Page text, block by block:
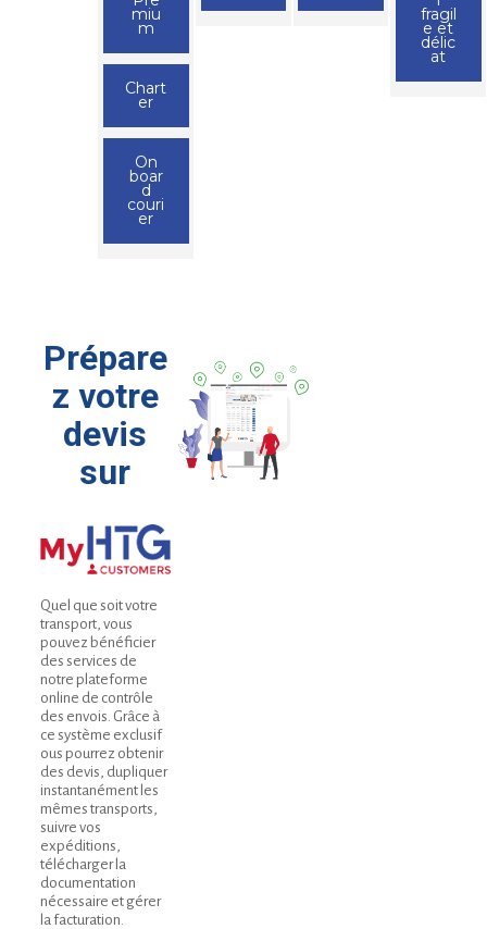
miu
m
Chart
er
On
boar
d
couri
er
fragil
e et
délic
at
Prépare
z votre
devis
sur
Quel que soit votre
transport, vous
pouvez bénéficier
des services de
notre plateforme
online de contrôle
des envois. Grâce à
ce système exclusif
ous pourrez obtenir
des devis, dupliquer
instantanément les
mêmes transports,
suivre vos
expéditions,
télécharger la
documentation
nécessaire et gérer
la facturation.